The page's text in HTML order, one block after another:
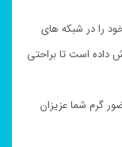
را در شبکه های
است تا براحتی
گرم شما عزیزان